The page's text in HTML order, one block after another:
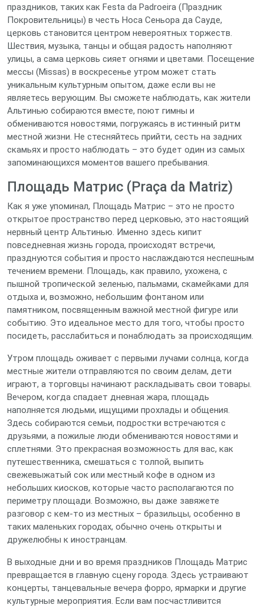
праздников, таких как Festa da Padroeira (Праздник
Покровительницы) в честь Носа Сеньора да Сауде,
церковь становится центром невероятных торжеств.
Шествия, музыка, танцы и общая радость наполняют
улицы, а сама церковь сияет огнями и цветами. Посещение
мессы (Missas) в воскресенье утром может стать
уникальным культурным опытом, даже если вы не
являетесь верующим. Вы сможете наблюдать, как жители
Альтинью собираются вместе, поют гимны и
обмениваются новостями, погружаясь в истинный ритм
местной жизни. Не стесняйтесь прийти, сесть на задних
скамьях и просто наблюдать – это будет один из самых
запоминающихся моментов вашего пребывания.
Площадь Матрис (Praça da Matriz)
Как я уже упоминал, Площадь Матрис – это не просто
открытое пространство перед церковью, это настоящий
нервный центр Альтинью. Именно здесь кипит
повседневная жизнь города, происходят встречи,
празднуются события и просто наслаждаются неспешным
течением времени. Площадь, как правило, ухожена, с
пышной тропической зеленью, пальмами, скамейками для
отдыха и, возможно, небольшим фонтаном или
памятником, посвященным важной местной фигуре или
событию. Это идеальное место для того, чтобы просто
посидеть, расслабиться и понаблюдать за происходящим.
Утром площадь оживает с первыми лучами солнца, когда
местные жители отправляются по своим делам, дети
играют, а торговцы начинают раскладывать свои товары.
Вечером, когда спадает дневная жара, площадь
наполняется людьми, ищущими прохлады и общения.
Здесь собираются семьи, подростки встречаются с
друзьями, а пожилые люди обмениваются новостями и
сплетнями. Это прекрасная возможность для вас, как
путешественника, смешаться с толпой, выпить
свежевыжатый сок или местный кофе в одном из
небольших киосков, которые часто располагаются по
периметру площади. Возможно, вы даже завяжете
разговор с кем-то из местных – бразильцы, особенно в
таких маленьких городах, обычно очень открыты и
дружелюбны к иностранцам.
В выходные дни и во время праздников Площадь Матрис
превращается в главную сцену города. Здесь устраивают
концерты, танцевальные вечера форро, ярмарки и другие
культурные мероприятия. Если вам посчастливится